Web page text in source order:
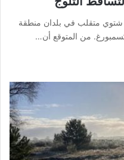
شتوي متقلب في بلدان منطقة
من المتوقع أن…